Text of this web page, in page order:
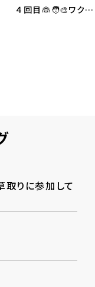
４回目👰🧑‍🎨ワクチン接種
取りに参加して